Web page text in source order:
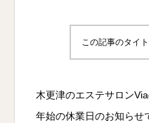
この記事のタイ
木更津のエステサロン
年始の休業日のお知らせ